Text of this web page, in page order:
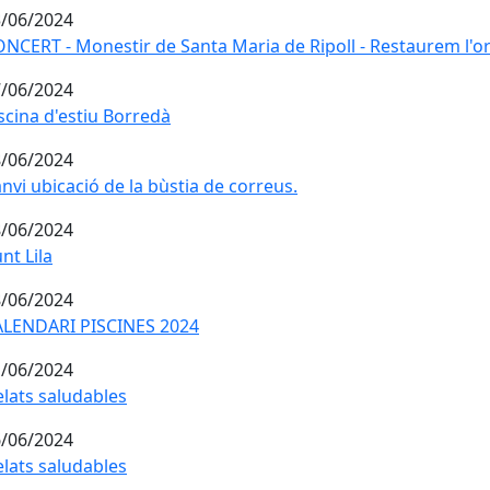
06/2024
- Monestir de Santa Maria de Ripoll - Restaurem
- Monestir de Santa Maria de Ripoll - Restaurem
06/2024
d'estiu Borredà
d'estiu Borredà
06/2024
ubicació de la bùstia de correus.
ubicació de la bùstia de correus.
06/2024
Lila
Lila
06/2024
PISCINES 2024
PISCINES 2024
06/2024
saludables
saludables
06/2024
saludables
saludables